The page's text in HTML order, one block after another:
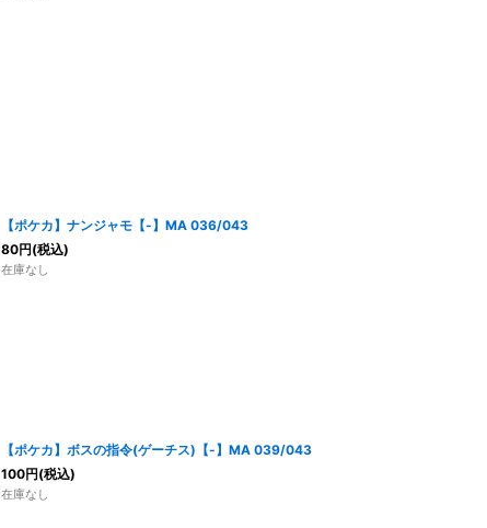
【ポケカ】ナンジャモ【-】MA 036/043
80円(税込)
在庫なし
【ポケカ】ボスの指令(ゲーチス)【-】MA 039/043
100円(税込)
在庫なし